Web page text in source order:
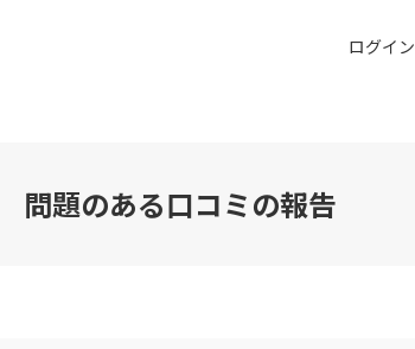
ログイン
問題のある口コミの報告